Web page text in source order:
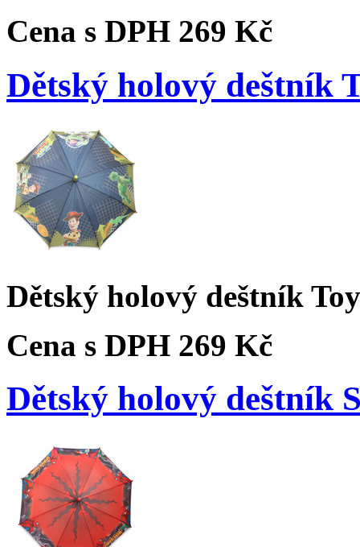
Cena s DPH 269 Kč
Dětský holový deštník
Dětský holový deštník
Cena s DPH 269 Kč
Dětský holový deštník